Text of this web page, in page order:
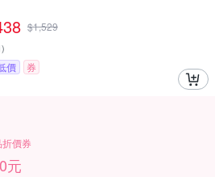
$1,529
)
價 券
價券
元